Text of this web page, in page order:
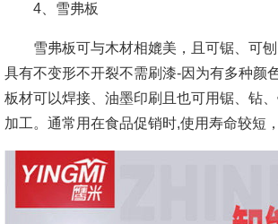
4、雪弗板
雪弗板可与木材相媲美，且可锯、可刨
具有不变形不开裂不需刷漆-因为有多种颜
板材可以焊接、油墨印刷且也可用锯、钻
加工。通常用在食品促销时,使用寿命较短